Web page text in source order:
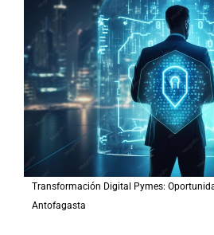
Transformación Digital Pymes:
Antofagasta